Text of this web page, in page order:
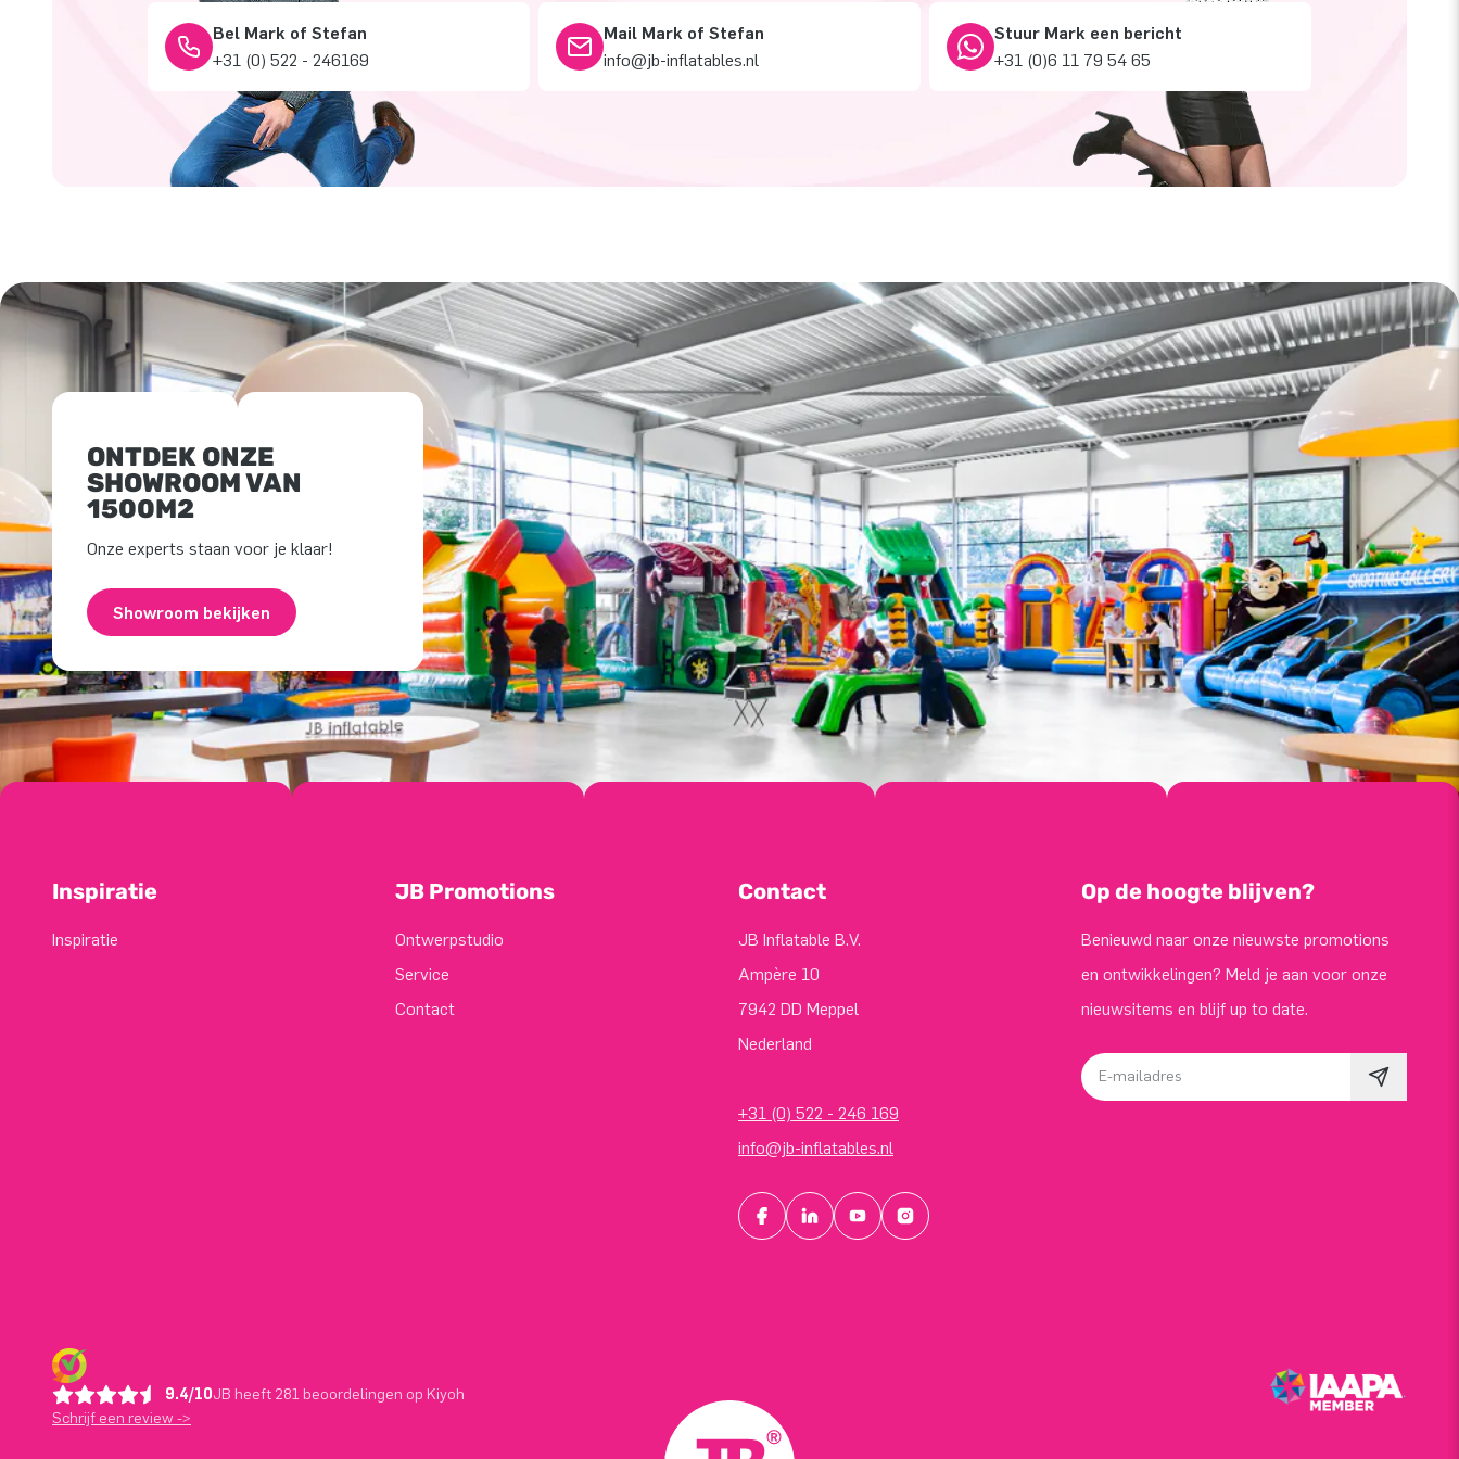
Bel Mark of Stefan
+31 (0) 522 - 246169
Mail Mark of Stefan
info@jb-inflatables.nl
Stuur Mark een bericht
+31 (0)6 11 79 54 65
ONTDEK ONZE
SHOWROOM VAN
1500M2
Onze experts staan voor je klaar!
Showroom bekijken
Inspiratie
Inspiratie
JB Promotions
Ontwerpstudio
Service
Contact
Contact
JB Inflatable B.V.
Ampère 10
7942 DD Meppel
Nederland
+31 (0) 522 - 246 169
info@jb-inflatables.nl
Op de hoogte blijven?
Benieuwd naar onze nieuwste promotions
en ontwikkelingen? Meld je aan voor onze
nieuwsitems en blijf up to date.
E-mailadres
9.4/10JB heeft 281 beoordelingen op Kiyoh
Schrijf een review ->